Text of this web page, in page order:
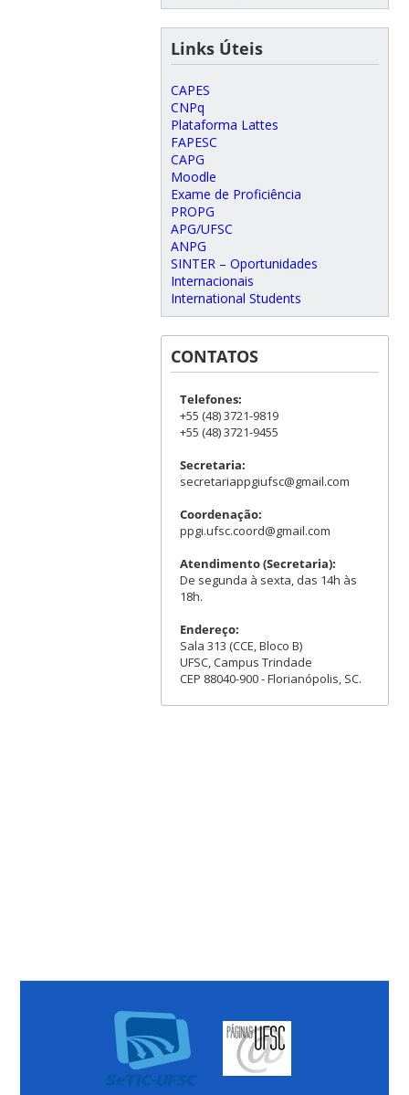
Links Úteis
CAPES
CNPq
Plataforma Lattes
FAPESC
CAPG
Moodle
Exame de Proficiência
PROPG
APG/UFSC
ANPG
SINTER – Oportunidades
Internacionais
International Students
CONTATOS
Telefones:
+55 (48) 3721-9819
+55 (48) 3721-9455
Secretaria:
secretariappgiufsc@gmail.com
Coordenação:
ppgi.ufsc.coord@gmail.com
Atendimento (Secretaria):
De segunda à sexta, das 14h às
18h.
Endereço:
Sala 313 (CCE, Bloco B)
UFSC, Campus Trindade
CEP 88040-900 - Florianópolis, SC.